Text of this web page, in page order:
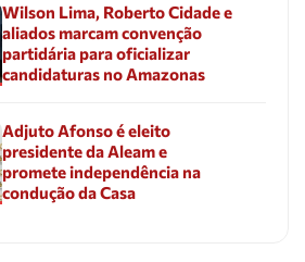
Wilson Lima, Roberto Cidade e
aliados marcam convenção
partidária para oficializar
candidaturas no Amazonas
Adjuto Afonso é eleito
presidente da Aleam e
promete independência na
condução da Casa